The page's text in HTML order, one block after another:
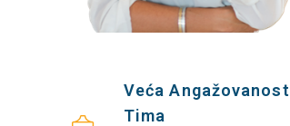
Veća Angažovanost
Tima